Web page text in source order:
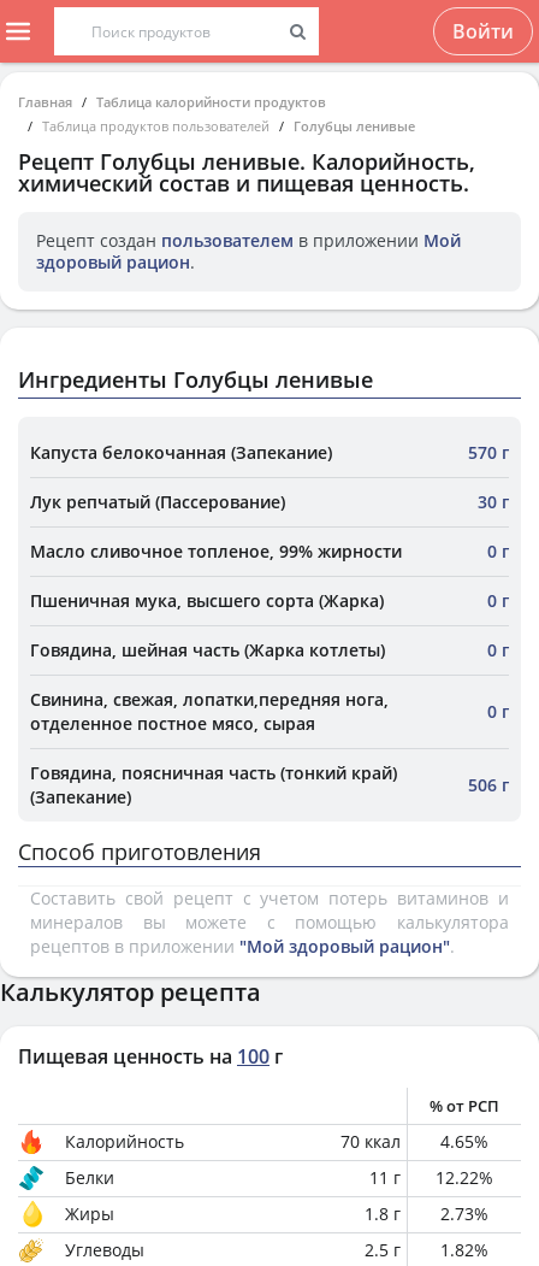
Войти
Главная
Таблица калорийности продуктов
Таблица продуктов пользователей
Голубцы ленивые
Рецепт Голубцы ленивые. Калорийность,
химический состав и пищевая ценность.
Рецепт создан пользователем в приложении Мой
здоровый рацион.
Ингредиенты Голубцы ленивые
Капуста белокочанная (Запекание) 570 г
Лук репчатый (Пассерование) 30 г
Масло сливочное топленое, 99% жирности 0 г
Пшеничная мука, высшего сорта (Жарка) 0 г
Говядина, шейная часть (Жарка котлеты) 0 г
Свинина, свежая, лопатки,передняя нога,
отделенное постное мясо, сырая
0 г
Говядина, поясничная часть (тонкий край)
(Запекание)
506 г
Способ приготовления
Составить свой рецепт с учетом потерь витаминов и
минералов вы можете с помощью калькулятора
рецептов в приложении "Мой здоровый рацион".
Калькулятор рецепта
Пищевая ценность на 100 г
% от РСП
Калорийность 70 ккал 4.65%
Белки
11 г 12.22%
Жиры
1.8 г 2.73%
Углеводы
2.5 г 1.82%